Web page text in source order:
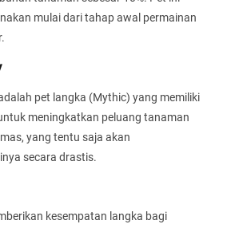
mulai dari tahap awal permainan
pet langka (Mythic) yang memiliki
meningkatkan peluang tanaman
yang tentu saja akan
secara drastis.
kesempatan langka bagi